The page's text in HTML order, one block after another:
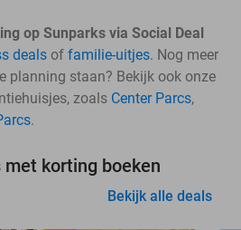
op Sunparks via Social Deal
deals of familie-uitjes. Nog meer
planning staan? Bekijk ook onze
zoals Center Parcs,
.
korting boeken
Bekijk alle deals